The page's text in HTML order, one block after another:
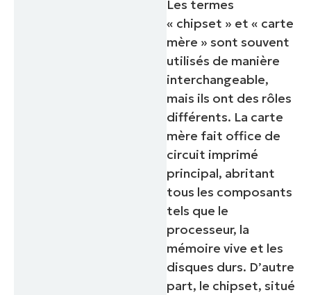
Les termes
« chipset » et « carte
mère » sont souvent
utilisés de manière
interchangeable,
mais ils ont des rôles
différents. La carte
mère fait office de
circuit imprimé
principal, abritant
tous les composants
tels que le
processeur, la
mémoire vive et les
disques durs. D’autre
part, le chipset, situé